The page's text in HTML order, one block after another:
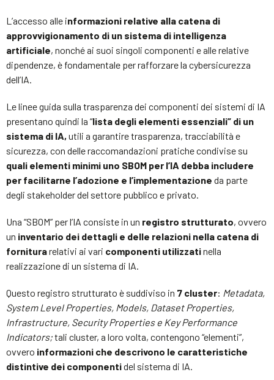
L’accesso alle informazioni relative alla catena di
approvvigionamento di un sistema di intelligenza
artificiale, nonché ai suoi singoli componenti e alle relative
dipendenze, è fondamentale per rafforzare la cybersicurezza
dell’IA.
Le linee guida sulla trasparenza dei componenti dei sistemi di IA
presentano quindi la “lista degli elementi essenziali” di un
sistema di IA, utili a garantire trasparenza, tracciabilità e
sicurezza, con delle raccomandazioni pratiche condivise su
quali elementi minimi uno SBOM per l’IA debba includere
per facilitarne l’adozione e l’implementazione da parte
degli stakeholder del settore pubblico e privato.
Una “SBOM” per l’IA consiste in un registro strutturato, ovvero
un inventario dei dettagli e delle relazioni nella catena di
forniturarelativi ai vari componenti utilizzatinella
realizzazione di un sistema di IA.
Questo registro strutturato è suddiviso in 7 cluster: Metadata,
System Level Properties, Models, Dataset Properties,
Infrastructure, Security Properties e Key Performance
Indicators;tali cluster, a loro volta, contengono “elementi”,
ovvero informazioni che descrivono le caratteristiche
distintive dei componentidel sistema di IA.